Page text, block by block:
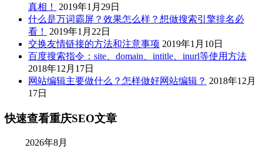
真相！
2019年1月29日
什么是万词霸屏？效果怎么样？想做搜索引擎排名必
看！
2019年1月22日
交换友情链接的方法和注意事项 2019年1月10日
百度搜索指令：site、domain、intitle、inurl等使用方法
2018年12月17日
网站编辑主要做什么？怎样做好网站编辑？ 2018年12月
17日
快速查看重庆SEO文章
2026年8月